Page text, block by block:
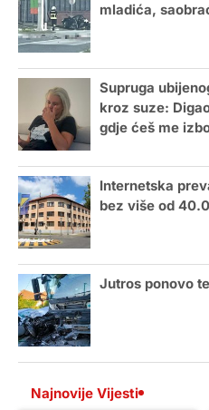
mladića,
Supruga
kroz suze:
gdje ćeš me
Internetska
bez više od
Jutros ponovo
Najnovije Vijesti